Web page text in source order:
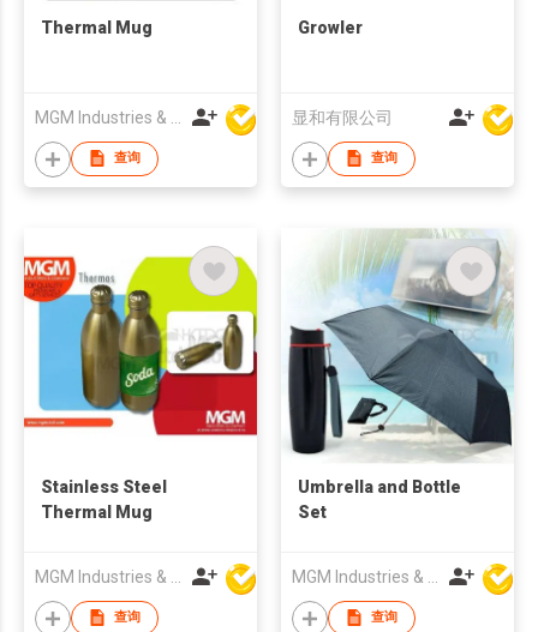
Thermal Mug
查询
Growler
显和有限公司
查询
Stainless Steel
Thermal Mug
查询
Umbrella and Bottle
Set
查询